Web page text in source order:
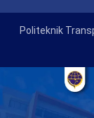
Politeknik